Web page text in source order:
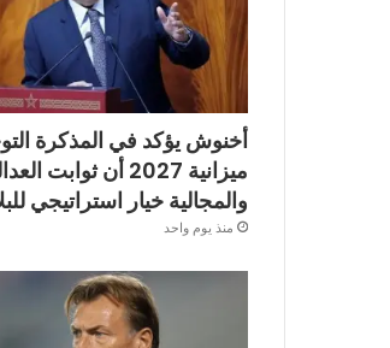
أخنوش يؤكد في المذكرة
ميزانية 2027 أن
والمجالية خيار استراتيجي
منذ يوم واحد